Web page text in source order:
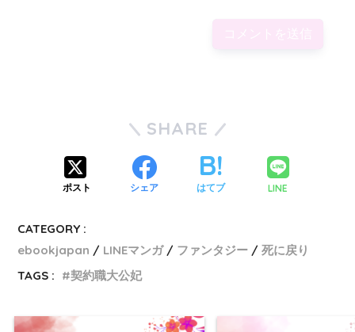
SHARE
ポスト シェア はてブ LINE
CATEGORY :
ebookjapan
LINEマンガ ファンタジー
死に戻り
TAGS :
契約職大公妃